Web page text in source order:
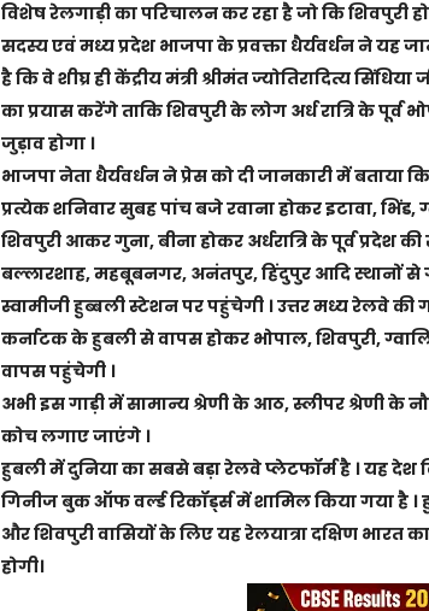
विशेष रेलगाड़ी का परिचालन कर रहा है जो कि शिवपुरी
सदस्य एवं मध्य प्रदेश भाजपा के प्रवक्ता धैर्यवर्धन ने यह
है कि वे शीघ्र ही केंद्रीय मंत्री श्रीमंत ज्योतिरादित्य
का प्रयास करेंगे ताकि शिवपुरी के लोग अर्ध रात्रि के
जुड़ाव होगा ।
भाजपा नेता धैर्यवर्धन ने प्रेस को दी जानकारी में बताया
प्रत्येक शनिवार सुबह पांच बजे रवाना होकर इटावा,
शिवपुरी आकर गुना, बीना होकर अर्धरात्रि के पूर्व प्रदेश
बल्लारशाह, महबूबनगर, अनंतपुर, हिंदुपुर आदि स्थानों से
स्वामीजी हुब्बली स्टेशन पर पहुंचेगी । उत्तर मध्य रेलवे की
कर्नाटक के हुबली से वापस होकर भोपाल, शिवपुरी,
वापस पहुंचेगी ।
अभी इस गाड़ी में सामान्य श्रेणी के आठ, स्लीपर श्रेणी के
कोच लगाए जाएंगे ।
हुबली में दुनिया का सबसे बड़ा रेलवे प्लेटफॉर्म है । यह
गिनीज बुक ऑफ वर्ल्ड रिकॉर्ड्स में शामिल किया गया
और शिवपुरी वासियों के लिए यह रेलयात्रा दक्षिण
होगी।